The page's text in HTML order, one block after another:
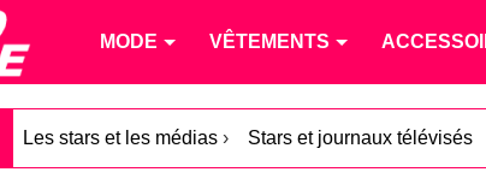
MODE VÊTEMENTS
Les stars et les médias › Stars et journaux télévisés